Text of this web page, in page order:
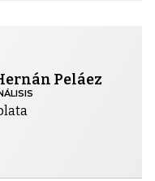
Peláez